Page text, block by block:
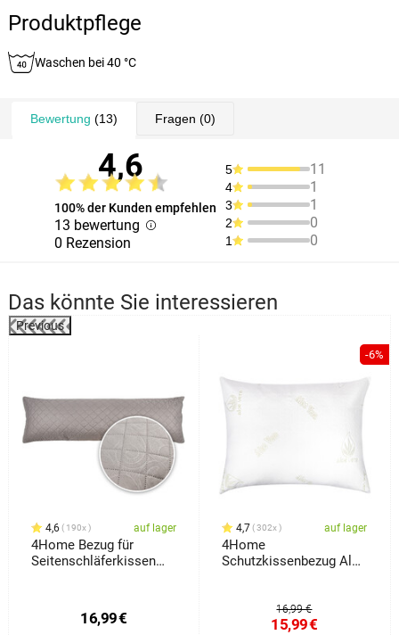
Produktpflege
Waschen bei 40 °C
Bewertung (13) Fragen (0)
4,6
100% der Kunden empfehlen
13 bewertung
0 Rezension
5 11
4 1
3 1
2 0
1 0
Das könnte Sie interessieren
Previous
4,6 190x auf lager
4Home Bezug für
Seitenschläferkissen
16,99€
-6%
4,7 302x auf lager
4Home
Schutzkissenbezug Aloe
16,99 €
15,99€